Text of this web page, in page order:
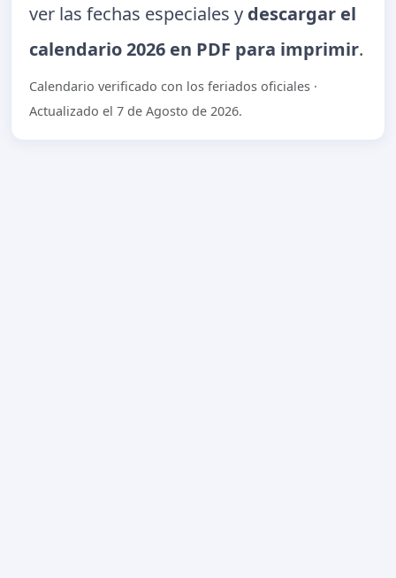
ver las fechas especiales y descargar el
calendario 2026 en PDF para imprimir.
Calendario verificado con los feriados oficiales ·
Actualizado el 7 de Agosto de 2026.